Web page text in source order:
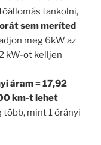
tankolni,
sem meríted
meg 6kW az
kW-ot kelljen
áram = 17,92
km-t lehet
több, mint 1 órányi